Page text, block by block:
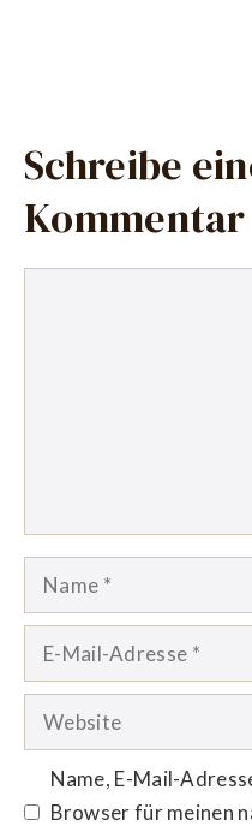
Schreibe
Kommentar
Name
Website
Name, E-Mail-
Browser für meinen